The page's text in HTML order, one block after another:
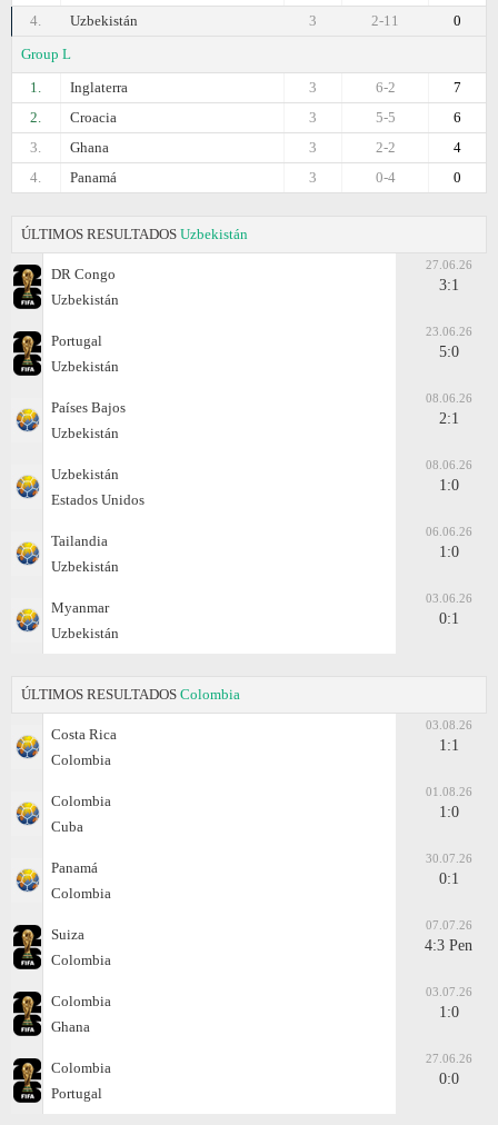
4.
Uzbekistán 0
2-11
3
Group L
1.
Inglaterra 7
6-2
3
2.
Croacia 6
5-5
3
3.
Ghana 4
2-2
3
4.
Panamá 0
0-4
3
ÚLTIMOS RESULTADOS Uzbekistán
DR Congo
Uzbekistán
27.06.26
3:1
Portugal
Uzbekistán
23.06.26
5:0
Países Bajos
Uzbekistán
08.06.26
2:1
Uzbekistán
Estados Unidos
08.06.26
1:0
Tailandia
Uzbekistán
06.06.26
1:0
Myanmar
Uzbekistán
03.06.26
0:1
ÚLTIMOS RESULTADOS Colombia
Costa Rica
Colombia
03.08.26
1:1
Colombia
Cuba
01.08.26
1:0
Panamá
Colombia
30.07.26
0:1
Suiza
Colombia
07.07.26
4:3 Pen
Colombia
Ghana
03.07.26
1:0
Colombia
Portugal
27.06.26
0:0